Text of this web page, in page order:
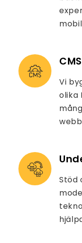
Vi
olika
Stöd